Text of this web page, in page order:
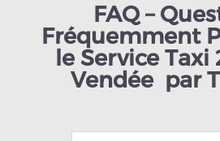
FAQ –
Fréquemment
le Service Taxi
Vendée par